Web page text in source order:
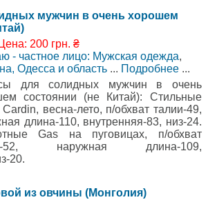
мужчин в очень хорошем
200 грн. ₴
- частное лицо: Мужская одежда,
Одесса и область ... Подробнее ...
для солидных мужчин в очень
состоянии (не Китай): Стильные
Cardin, весна-лето, п/обхват талии-49,
длина-110, внутренняя-83, низ-24.
Gas на пуговицах, п/обхват
52, наружная длина-109,
20.
из овчины (Монголия)